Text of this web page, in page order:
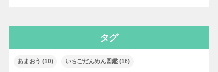
タグ
あまおう (10) いちごだんめん図鑑(16)